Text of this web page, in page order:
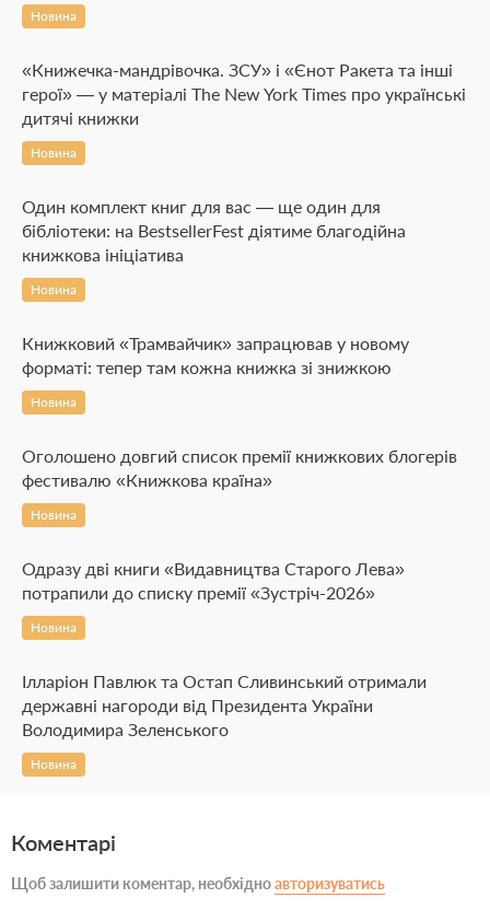
Новина
«Книжечка-мандрівочка. ЗСУ» і «Єнот Ракета та інші
герої» — у матеріалі The New York Times про українські
дитячі книжки
Новина
Один комплект книг для вас — ще один для
бібліотеки: на BestsellerFest діятиме благодійна
книжкова ініціатива
Новина
Книжковий «Трамвайчик» запрацював у новому
форматі: тепер там кожна книжка зі знижкою
Новина
Оголошено довгий список премії книжкових блогерів
фестивалю «Книжкова країна»
Новина
Одразу дві книги «Видавництва Старого Лева»
потрапили до списку премії «Зустріч-2026»
Новина
Ілларіон Павлюк та Остап Сливинський отримали
державні нагороди від Президента України
Володимира Зеленського
Новина
Коментарі
Щоб залишити коментар, необхідноавторизуватись